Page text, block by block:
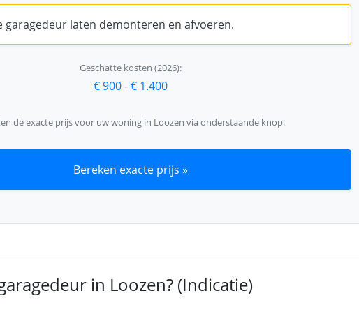
garagedeur laten demonteren en afvoeren.
Geschatte kosten (2026):
€ 900-€ 1.400
de exacte prijs voor uw woning in Loozen via onderstaande knop.
Bereken exacte prijs »
in Loozen? (Indicatie)